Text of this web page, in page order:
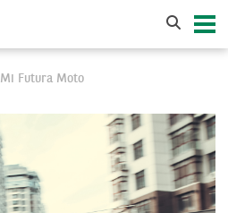
Mi Futura Moto